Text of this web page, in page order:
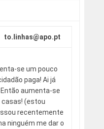
to.linhas@apo.pt
se um pouco
paga! Ai já
aumenta-se
casas! (estou
recentemente
ninguém me dar o